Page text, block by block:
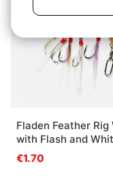
Fladen Feather Rig
with Flash and
Beads
€1.70